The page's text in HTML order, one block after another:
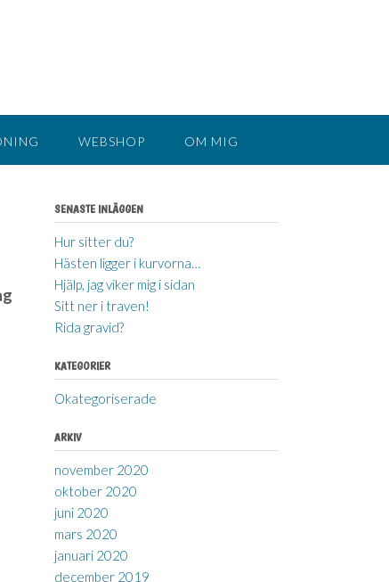
WEBSHOP OM MIG
SENASTE INLÄGGEN
Hur sitter du?
Hästen ligger i kurvorna…
Hjälp, jag viker mig i sidan
Sitt ner i traven!
Rida gravid?
KATEGORIER
Okategoriserade
ARKIV
november 2020
oktober 2020
juni 2020
mars 2020
januari 2020
december 2019